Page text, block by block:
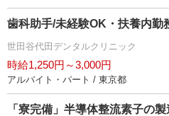
歯科助手/未経験OK・扶養内勤
世田谷代田デンタルクリニック
時給1,250円～3,000円
アルバイト・パート / 東京都
「寮完備」半導体整流素子の